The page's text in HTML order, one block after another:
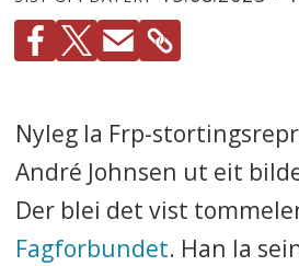
Nyleg la Frp-
André Johnsen ut eit
Der blei det vist
Fagforbundet. Han la